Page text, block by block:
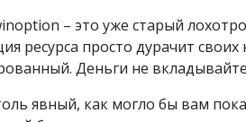
– это уже старый
ресурса просто дурачит
Деньги не
явный, как могло бы вам